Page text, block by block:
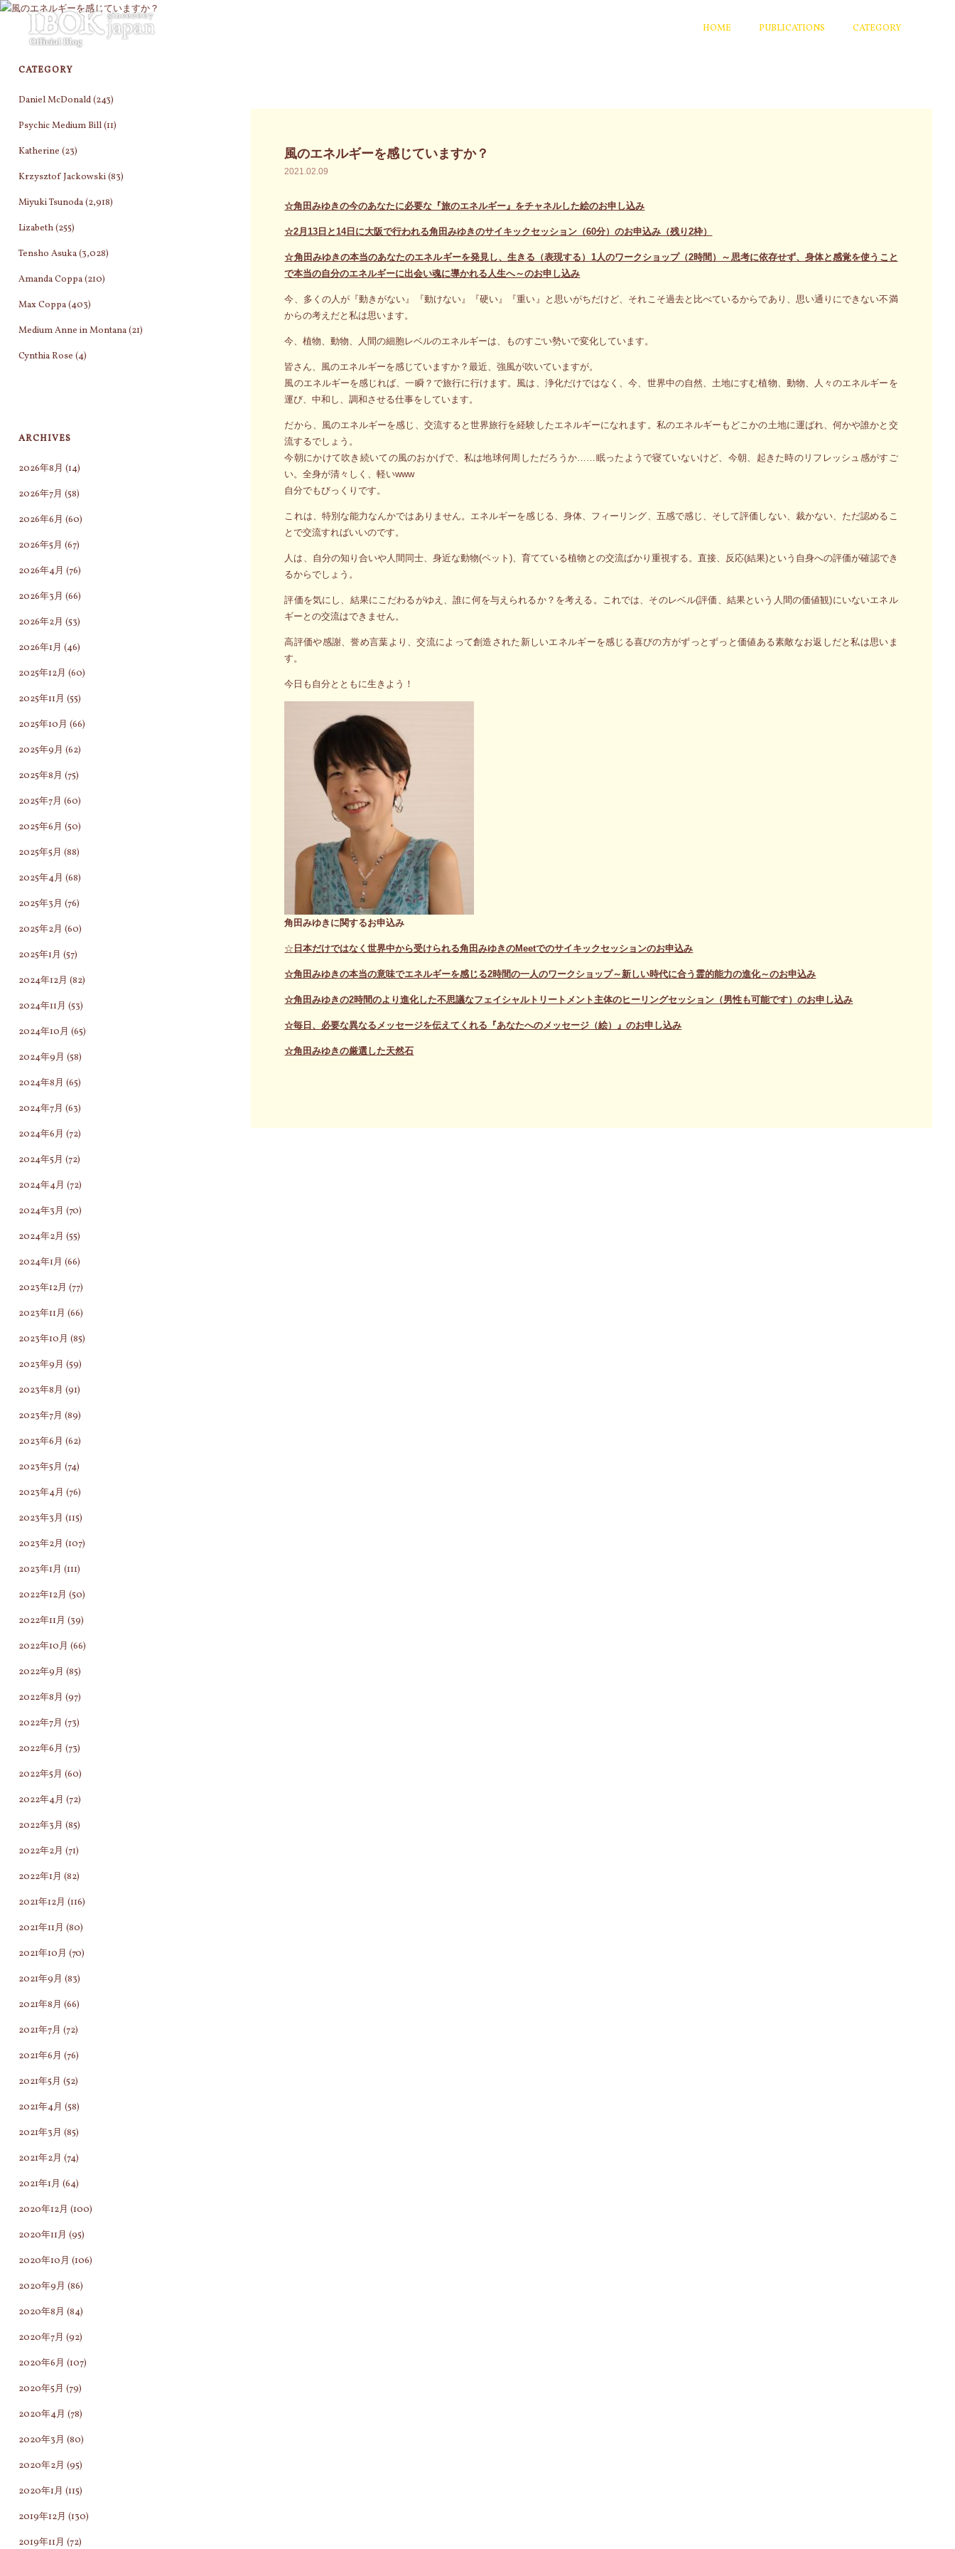
コ
HOME PUBLICATIONS CATEGORY
風のエネルギーを感じていますか？
2021.02.09
☆角田みゆきの今のあなたに必要な『旅のエネルギー』をチャネルした絵のお申し込み
☆2月13日と14日に大阪で行われる角田みゆきのサイキックセッション（60分）のお申込み（残り2枠）
☆角田みゆきの本当のあなたのエネルギーを発見し、生きる（表現する）1人のワークショップ（2時間）～思考に依存せず、身体と感覚を使うこと
で本当の自分のエネルギーに出会い魂に導かれる人生へ～のお申し込み
今、多くの人が『動きがない』『動けない』『硬い』『重い』と思いがちだけど、それこそ過去と比べているからであり、思い通りにできない不満
からの考えだと私は思います。
今、植物、動物、人間の細胞レベルのエネルギーは、ものすごい勢いで変化しています。
皆さん、風のエネルギーを感じていますか？最近、強風が吹いていますが。
風のエネルギーを感じれば、一瞬？で旅行に行けます。風は、浄化だけではなく、今、世界中の自然、土地にすむ植物、動物、人々のエネルギーを
運び、中和し、調和させる仕事をしています。
だから、風のエネルギーを感じ、交流すると世界旅行を経験したエネルギーになれます。私のエネルギーもどこかの土地に運ばれ、何かや誰かと交
流するでしょう。
今朝にかけて吹き続いての風のおかげで、私は地球何周しただろうか……眠ったようで寝ていないけど、今朝、起きた時のリフレッシュ感がすご
い。全身が清々しく、軽いwww
自分でもびっくりです。
これは、特別な能力なんかではありません。エネルギーを感じる、身体、フィーリング、五感で感じ、そして評価しない、裁かない、ただ認めるこ
とで交流すればいいのです。
人は、自分の知り合いや人間同士、身近な動物(ペット)、育てている植物との交流ばかり重視する。直接、反応(結果)という自身への評価が確認でき
るからでしょう。
評価を気にし、結果にこだわるがゆえ、誰に何を与えられるか？を考える。これでは、そのレベル(評価、結果という人間の価値観)にいないエネル
ギーとの交流はできません。
高評価や感謝、誉め言葉より、交流によって創造された新しいエネルギーを感じる喜びの方がずっとずっと価値ある素敵なお返しだと私は思いま
す。
今日も自分とともに生きよう！
角田みゆきに関するお申込み
☆ 日本だけではなく世界中から受けられる角田みゆきのMeetでのサイキックセッションのお申込み
☆角田みゆきの本当の意味でエネルギーを感じる2時間の一人のワークショップ～新しい時代に合う霊的能力の進化～のお申込み
☆角田みゆきの2時間のより進化した不思議なフェイシャルトリートメント主体のヒーリングセッション（男性も可能です）のお申し込み
☆毎日、必要な異なるメッセージを伝えてくれる『あなたへのメッセージ（絵）』のお申し込み
☆角田みゆきの厳選した天然石
CATEGORY
Daniel McDonald(243)
Psychic Medium Bill(11)
Katherine (23)
Krzysztof Jackowski(83)
Miyuki Tsunoda(2,918)
Lizabeth(255)
Tensho Asuka(3,028)
Amanda Coppa(210)
Max Coppa(403)
Medium Anne in Montana(21)
Cynthia Rose (4)
ARCHIVES
2026年8月 (14)
2026年7月 (58)
2026年6月 (60)
2026年5月 (67)
2026年4月 (76)
2026年3月 (66)
2026年2月 (53)
2026年1月 (46)
2025年12月 (60)
2025年11月 (55)
2025年10月 (66)
2025年9月 (62)
2025年8月 (75)
2025年7月 (60)
2025年6月 (50)
2025年5月 (88)
2025年4月 (68)
2025年3月 (76)
2025年2月 (60)
2025年1月 (57)
2024年12月 (82)
2024年11月 (53)
2024年10月 (65)
2024年9月 (58)
2024年8月 (65)
2024年7月 (63)
2024年6月 (72)
2024年5月 (72)
2024年4月 (72)
2024年3月 (70)
2024年2月 (55)
2024年1月 (66)
2023年12月 (77)
2023年11月 (66)
2023年10月 (85)
2023年9月 (59)
2023年8月 (91)
2023年7月 (89)
2023年6月 (62)
2023年5月 (74)
2023年4月 (76)
2023年3月 (115)
2023年2月 (107)
2023年1月 (111)
2022年12月 (50)
2022年11月 (39)
2022年10月 (66)
2022年9月 (85)
2022年8月 (97)
2022年7月 (73)
2022年6月 (73)
2022年5月 (60)
2022年4月 (72)
2022年3月 (85)
2022年2月 (71)
2022年1月 (82)
2021年12月 (116)
2021年11月 (80)
2021年10月 (70)
2021年9月 (83)
2021年8月 (66)
2021年7月 (72)
2021年6月 (76)
2021年5月 (52)
2021年4月 (58)
2021年3月 (85)
2021年2月 (74)
2021年1月 (64)
2020年12月 (100)
2020年11月 (95)
2020年10月 (106)
2020年9月 (86)
2020年8月 (84)
2020年7月 (92)
2020年6月 (107)
2020年5月 (79)
2020年4月 (78)
2020年3月 (80)
2020年2月 (95)
2020年1月 (115)
2019年12月 (130)
2019年11月 (72)